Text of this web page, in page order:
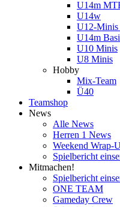
U14m
U14w
U12-
U14m
U10 Minis
U8 Minis
Hobby
Mix-Team
Ü40
Teamshop
News
Alle News
Herren 1 News
Weekend Wrap-
Spielbericht
Mitmachen!
Spielbericht
ONE TEAM
Gameday Crew